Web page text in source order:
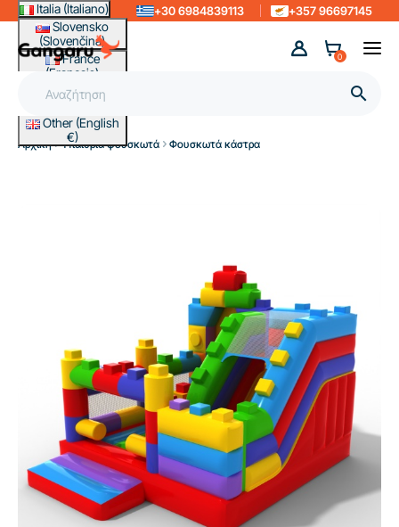
Italia (Italiano)
Slovensko
(Slovenčina)
France
(Français)
Magyarország
(Magyar)
Other (English
€)
+30 6984839113 +357 96697145

0
Αρχική Υπαίθρια φουσκωτά Φουσκωτά κάστρα